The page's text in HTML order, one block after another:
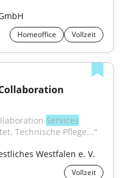
Homeoffice Vollzeit
Services
Technische Pflege..."
Westfalen e. V.
Vollzeit